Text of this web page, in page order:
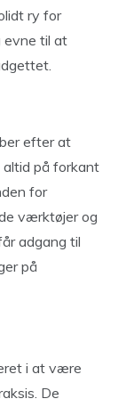
ry for
evne til at
efter at
altid på forkant
for
værktøjer og
adgang til
på
i at være
De